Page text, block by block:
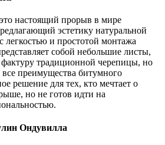
настоящий прорыв в мире
эстетику натуральной
легкостью и простотой монтажа
собой небольшие листы,
традиционной черепицы, но
преимущества битумного
решение для тех, кто мечтает о
но не готов идти на
Ондувилла